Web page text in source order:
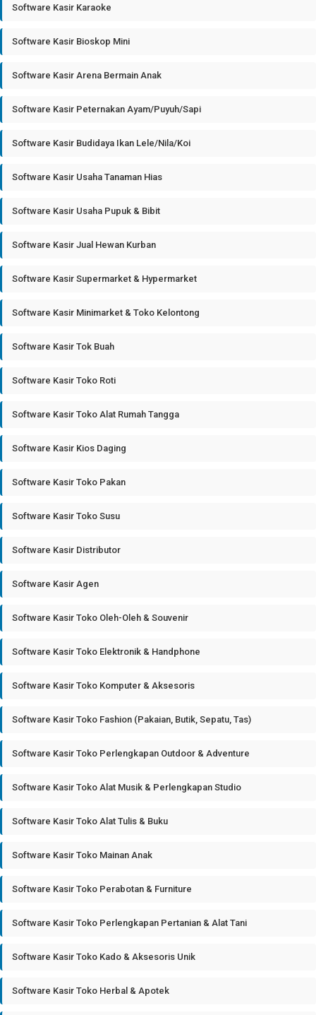
Software Kasir Karaoke
Software Kasir Bioskop Mini
Software Kasir Arena Bermain Anak
Software Kasir Peternakan Ayam/Puyuh/Sapi
Software Kasir Budidaya Ikan Lele/Nila/Koi
Software Kasir Usaha Tanaman Hias
Software Kasir Usaha Pupuk & Bibit
Software Kasir Jual Hewan Kurban
Software Kasir Supermarket & Hypermarket
Software Kasir Minimarket & Toko Kelontong
Software Kasir Tok Buah
Software Kasir Toko Roti
Software Kasir Toko Alat Rumah Tangga
Software Kasir Kios Daging
Software Kasir Toko Pakan
Software Kasir Toko Susu
Software Kasir Distributor
Software Kasir Agen
Software Kasir Toko Oleh-Oleh & Souvenir
Software Kasir Toko Elektronik & Handphone
Software Kasir Toko Komputer & Aksesoris
Software Kasir Toko Fashion (Pakaian, Butik, Sepatu, Tas)
Software Kasir Toko Perlengkapan Outdoor & Adventure
Software Kasir Toko Alat Musik & Perlengkapan Studio
Software Kasir Toko Alat Tulis & Buku
Software Kasir Toko Mainan Anak
Software Kasir Toko Perabotan & Furniture
Software Kasir Toko Perlengkapan Pertanian & Alat Tani
Software Kasir Toko Kado & Aksesoris Unik
Software Kasir Toko Herbal & Apotek